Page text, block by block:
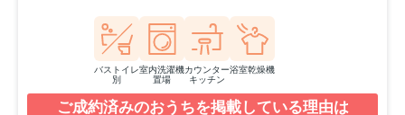
バストイレ
別
室内洗濯機
置場
カウンター
キッチン
浴室乾燥機
ご成約済みのおうちを掲載している理由は